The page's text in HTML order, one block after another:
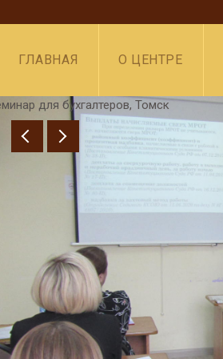
ГЛАВНАЯ О ЦЕНТРЕ
для бухгалтеров, Томск